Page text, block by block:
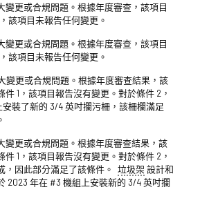
變更或合規問題。根據年度審查，該項目
該項目未報告任何變更。
變更或合規問題。根據年度審查，該項目
該項目未報告任何變更。
變更或合規問題。根據年度審查結果，該
1，該項目報告沒有變更。對於條件 2，
裝了新的 3/4 英吋攔污柵，該柵欄滿足
變更或合規問題。根據年度審查結果，該
1，該項目報告沒有變更。對於條件 2，
，因此部分滿足了該條件。 垃圾架 設計和
2023 年在 #3 機組上安裝新的 3/4 英吋攔